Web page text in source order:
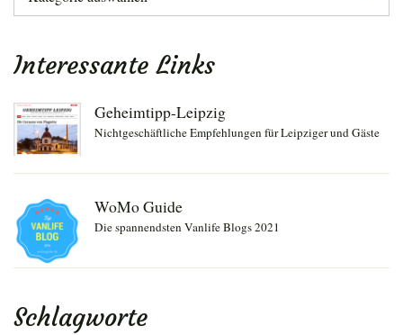
Interessante Links
Geheimtipp-Leipzig
Nichtgeschäftliche Empfehlungen für Leipziger und Gäste
WoMo Guide
Die spannendsten Vanlife Blogs 2021
Schlagworte